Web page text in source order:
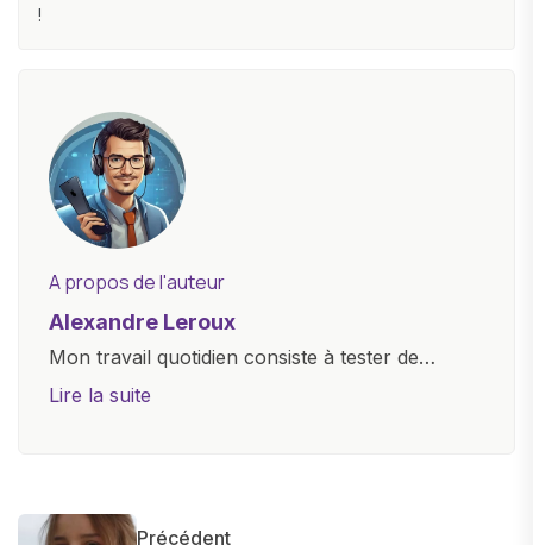
!
A propos de l'auteur
Alexandre Leroux
Mon travail quotidien consiste à tester de
nouveaux appareils, à rédiger des critiques
informations précises et pertinentes pour aider
Lire la suite
Précédent